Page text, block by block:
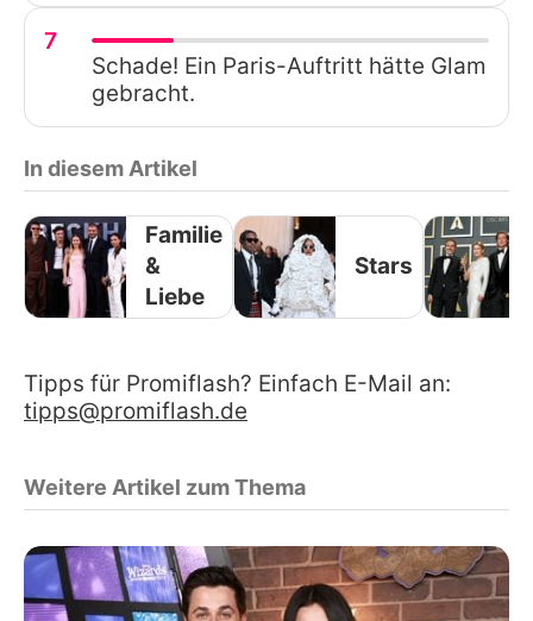
7
Schade! Ein Paris-Auftritt hätte Glam
gebracht.
In diesem Artikel
Familie
&
Liebe
Stars
Tipps für Promiflash? Einfach E-Mail an:
tipps@promiflash.de
Weitere Artikel zum Thema